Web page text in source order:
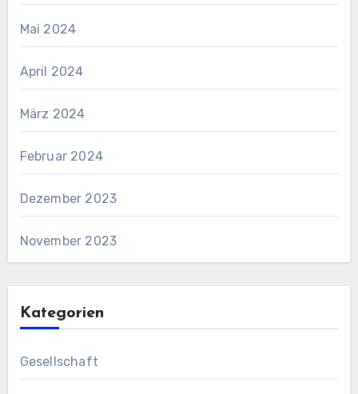
Mai 2024
April 2024
März 2024
Februar 2024
Dezember 2023
November 2023
Kategorien
Gesellschaft